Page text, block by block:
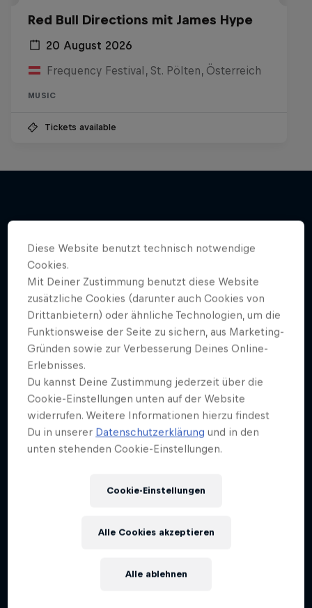
Red Bull Directions mit James Hype
20 August 2026
Frequency Festival, St. Pölten, Österreich
MUSIC
Tickets available
Diese Website benutzt technisch notwendige
Cookies.
Mit Deiner Zustimmung benutzt diese Website
zusätzliche Cookies (darunter auch Cookies von
Drittanbietern) oder ähnliche Technologien, um die
Funktionsweise der Seite zu sichern, aus Marketing-
Gründen sowie zur Verbesserung Deines Online-
Erlebnisses.
Du kannst Deine Zustimmung jederzeit über die
Cookie-Einstellungen unten auf der Website
widerrufen. Weitere Informationen hierzu findest
Du in unserer Datenschutzerklärung und in den
unten stehenden Cookie-Einstellungen.
Cookie-Einstellungen
Alle ablehnen
Alle Cookies akzeptieren